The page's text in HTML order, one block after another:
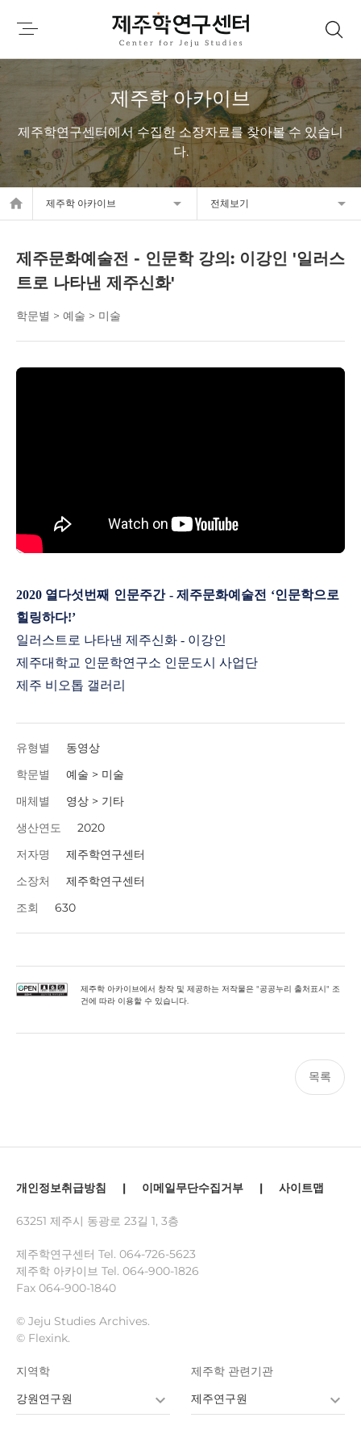
제주학 아카이브
제주학연구센터에서 수집한 소장자료를 찾아볼 수 있습니
다.
home 제주학 아카이브 전체보기
제주문화예술전 - 인문학 강의: 이강인 '일러스
트로 나타낸 제주신화'
학문별 > 예술 > 미술
2020 열다섯번째 인문주간 - 제주문화예술전 ‘인문학으로
힐링하다!’
일러스트로 나타낸 제주신화 - 이강인
제주대학교 인문학연구소 인문도시 사업단
제주 비오톱 갤러리​
유형별
동영상
학문별
예술 > 미술
매체별
영상 > 기타
생산연도
2020
저자명
제주학연구센터
소장처
제주학연구센터
조회
630
제주학 아카이브에서 창작 및 제공하는 저작물은 "공공누리 출처표시" 조
건에 따라 이용할 수 있습니다.
목록
개인정보취급방침 | 이메일무단수집거부 | 사이트맵
63251 제주시 동광로 23길 1, 3층
제주학연구센터 Tel. 064-726-5623
제주학 아카이브 Tel. 064-900-1826
Fax 064-900-1840
© Jeju Studies Archives.
© Flexink.
지역학
강원연구원
제주학 관련기관
제주연구원